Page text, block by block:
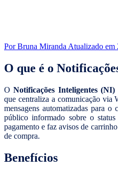
Por Bruna Miranda Atualizado em
O que é o
ONotificações Inteligentes (NI)
que centraliza a comunicação
mensagens automatizadas para
público informado sobre o
pagamento e faz avisos de
de compra.
Benefícios